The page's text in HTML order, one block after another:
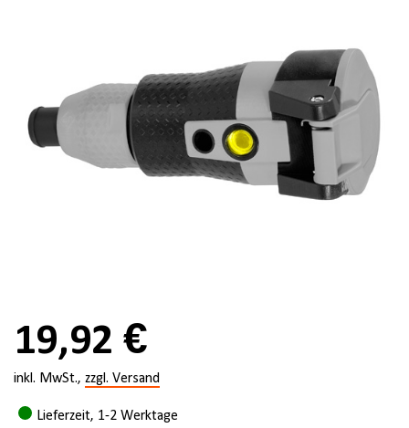
19,92 €
inkl. MwSt., zzgl. Versand
Lieferzeit, 1-2 Werktage